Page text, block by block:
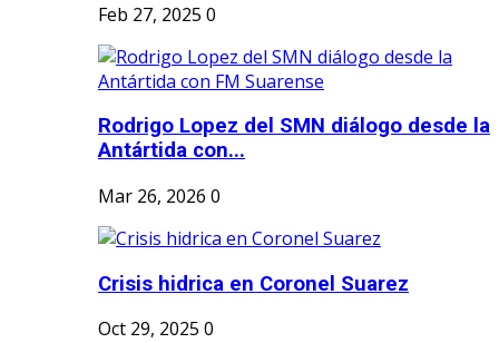
Feb 27, 2025 0
Rodrigo Lopez del SMN diálogo desde la
Antártida con...
Mar 26, 2026 0
Crisis hidrica en Coronel Suarez
Oct 29, 2025 0